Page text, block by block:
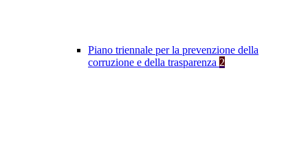
Piano triennale per la prevenzione della
corruzione e della trasparenza 2